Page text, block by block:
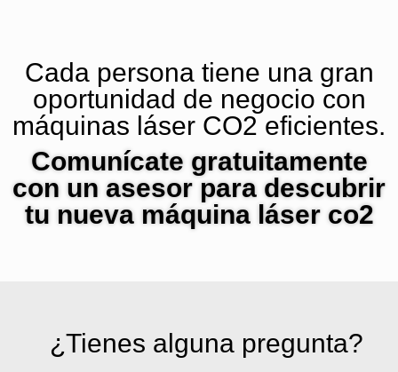
Cada persona tiene una gran
oportunidad de negocio con
máquinas láser CO2 eficientes.
Comunícate gratuitamente
con un asesor para descubrir
tu nueva máquina láser co2
¿Tienes alguna pregunta?